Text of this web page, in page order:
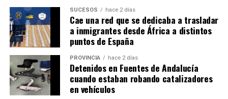
SUCESOS hace 2 días
Cae una red que se dedicaba a trasladar
a inmigrantes desde África a distintos
puntos de España
PROVINCIA hace 2 días
Detenidos en Fuentes de Andalucía
cuando estaban robando catalizadores
en vehículos